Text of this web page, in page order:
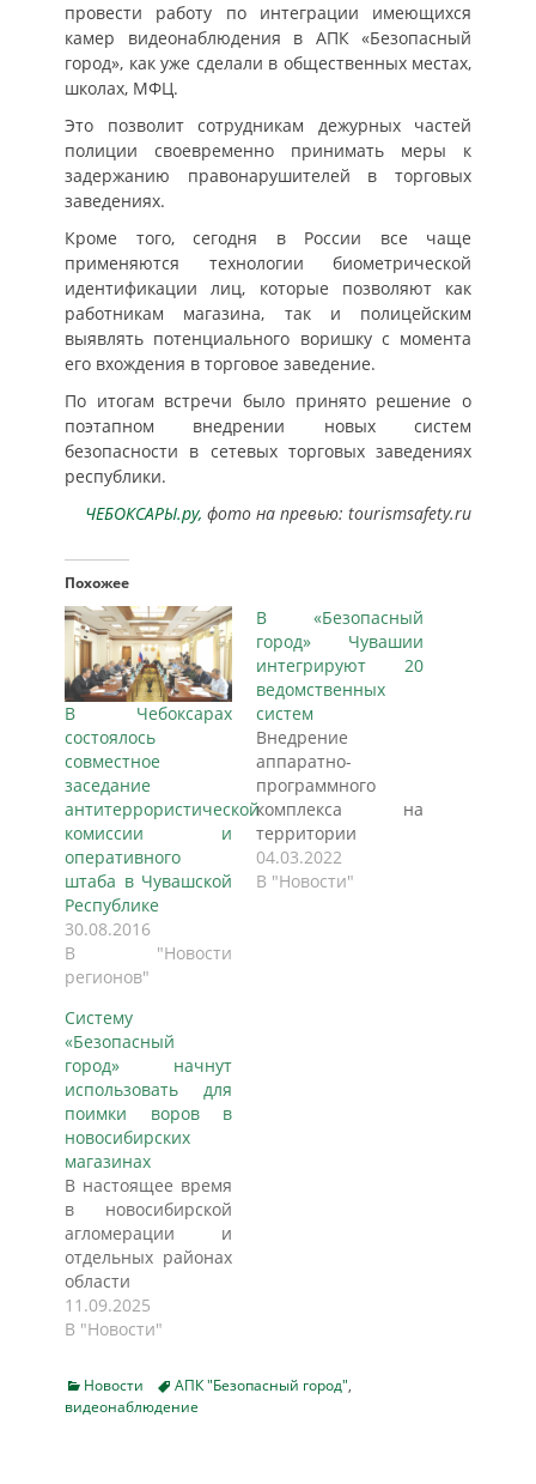
провести работу по интеграции имеющихся
камер видеонаблюдения в АПК «Безопасный
город», как уже сделали в общественных местах,
школах, МФЦ.
Это позволит сотрудникам дежурных частей
полиции своевременно принимать меры к
задержанию правонарушителей в торговых
заведениях.
Кроме того, сегодня в России все чаще
применяются технологии биометрической
идентификации лиц, которые позволяют как
работникам магазина, так и полицейским
выявлять потенциального воришку с момента
его вхождения в торговое заведение.
По итогам встречи было принято решение о
поэтапном внедрении новых систем
безопасности в сетевых торговых заведениях
республики.
ЧЕБОКСАРЫ.ру, фото на превью: tourismsafety.ru
Похожее
В Чебоксарах
состоялось
совместное
заседание
антитеррористической
комиссии и
оперативного
штаба в Чувашской
Республике
30.08.2016
В "Новости
регионов"
В «Безопасный
город» Чувашии
интегрируют 20
ведомственных
систем
Внедрение
аппаратно-
программного
комплекса на
территории
республики
запланировано на
задание на
04.03.2022
В "Новости"
Систему
«Безопасный
город» начнут
использовать для
поимки воров в
новосибирских
магазинах
В настоящее время
в новосибирской
агломерации и
отдельных районах
области
функционирует
около 4 тысяч
«Безопасный
город». Об этом
11.09.2025
В "Новости"
Categories
Новости TagsАПК "Безопасный город",
видеонаблюдение